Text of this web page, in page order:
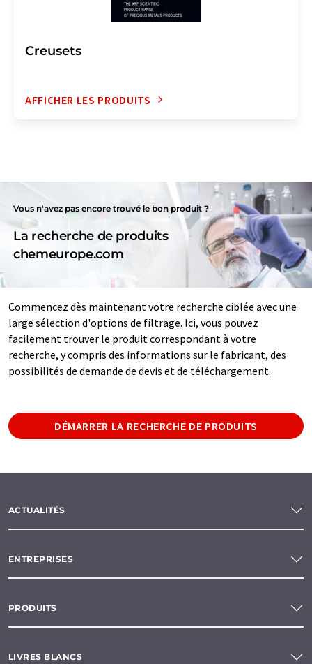
Creusets
AFFICHER LES PRODUITS
Vous n'avez pas encore trouvé le bon produit ?
La recherche de produits
chemeurope.com
Commencez dès maintenant votre recherche ciblée avec une
large sélection d'options de filtrage. Ici, vous pouvez
facilement trouver le produit correspondant à votre
recherche, y compris des informations sur le fabricant, des
possibilités de demande de devis et de téléchargement.
DÉMARRER LA RECHERCHE DE PRODUITS
ACTUALITÉS
ENTREPRISES
PRODUITS
LIVRES BLANCS